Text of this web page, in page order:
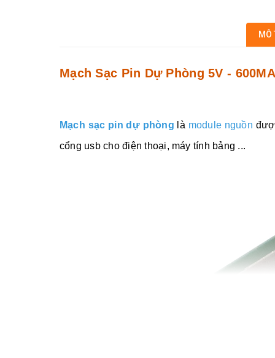
MÔ
Mạch Sạc Pin Dự Phòng 5V - 600MA
Mạch sạc pin dự phòng là module nguồn
cổng usb cho điện thoại, máy tính bảng ...